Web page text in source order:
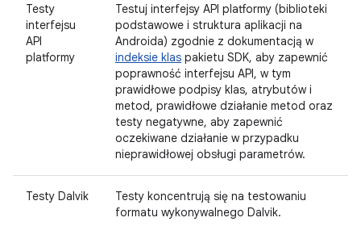
Testy
interfejsu
API
platformy
Testuj interfejsy API platformy (biblioteki
podstawowe i struktura aplikacji na
Androida) zgodnie z dokumentacją w
indeksie klas pakietu SDK, aby zapewnić
poprawność interfejsu API, w tym
prawidłowe podpisy klas, atrybutów i
metod, prawidłowe działanie metod oraz
testy negatywne, aby zapewnić
oczekiwane działanie w przypadku
nieprawidłowej obsługi parametrów.
Testy Dalvik
Testy koncentrują się na testowaniu
formatu wykonywalnego Dalvik.